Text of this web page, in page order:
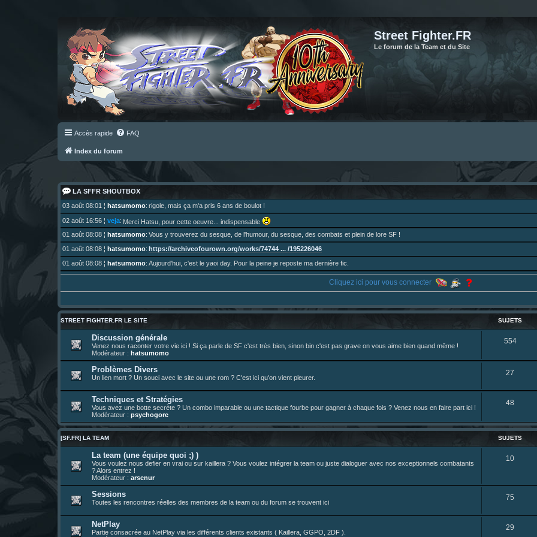
Street Fighter.FR
Le forum de la Team et du Site
Accès rapide FAQ
Index du forum
LA SFFR SHOUTBOX
03 août 08:01 ¦ hatsumomo: rigole, mais ça m'a pris 6 ans de boulot !
02 août 16:56 ¦ veja: Merci Hatsu, pour cette oeuvre... indispensable
01 août 08:08 ¦ hatsumomo: Vous y trouverez du sesque, de l'humour, du sesque, des combats et plein de lore SF !
01 août 08:08 ¦ hatsumomo: https://archiveofourown.org/works/74744 ... /195226046
01 août 08:08 ¦ hatsumomo: Aujourd'hui, c'est le yaoi day. Pour la peine je reposte ma dernière fic.
26 juil. 22:09¦hatsumomo:bio de Alex en ligne les gens !
13 juil. 09:53¦hatsumomo:bonjour les amis, je viens de poster ma 1e review de figurine !
23 juin 10:36¦indy:une très chouette SFFR shoutbox !
23 juin 07:30¦hatsumomo: nouvelle trad caniculaire les amis !
23 juin 07:26¦hatsumomo:shoutbox réinitialisée
22 juin 12:27¦indy:Yo !
22 juin 08:49¦veja:Yo
Cliquez ici pour vous connecter
STREET FIGHTER.FR LE SITE SUJETS
Discussion générale
Venez nous raconter votre vie ici ! Si ça parle de SF c'est très bien, sinon bin c'est pas grave on vous aime bien quand même !
Modérateur : hatsumomo
554S
Problèmes Divers
Un lien mort ? Un souci avec le site ou une rom ? C'est ici qu'on vient pleurer.
27
t
Techniques et Stratégies
Vous avez une botte secrète ? Un combo imparable ou une tactique fourbe pour gagner à chaque fois ? Venez nous en faire part ici !
Modérateur : psychogore
48
j
e
[SF.FR] LA TEAM SUJETS
La team (une équipe quoi ;) )
Vous voulez nous defier en vrai ou sur kaillera ? Vous voulez intégrer la team ou juste dialoguer avec nos exceptionnels combatants
? Alors entrez !
Modérateur : arsenur
10S
Sessions
Toutes les rencontres réelles des membres de la team ou du forum se trouvent ici
75
NetPlay
Partie consacrée au NetPlay via les différents clients existants ( Kaillera, GGPO, 2DF ).
29